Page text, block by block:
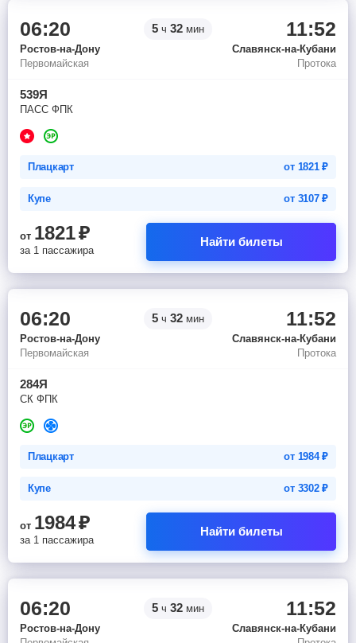
06:20 5 ч 32 мин 11:52
Ростов-на-Дону
Славянск-на-Кубани
Первомайская
Протока
539Я
ПАСС ФПК
Плацкарт от 1821₽
Купе от 3107₽
от 1821₽
за 1 пассажира
Найти билеты
06:20 5 ч 32 мин 11:52
Ростов-на-Дону
Славянск-на-Кубани
Первомайская
Протока
284Я
СК ФПК
Плацкарт от 1984₽
Купе от 3302₽
от 1984₽
за 1 пассажира
Найти билеты
06:20 5 ч 32 мин 11:52
Ростов-на-Дону
Славянск-на-Кубани